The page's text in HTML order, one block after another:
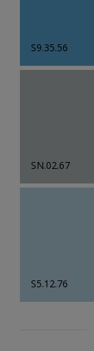
S9.35.56
SN.02.67
S5.12.76